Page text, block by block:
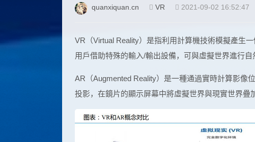
quanxiquan.cn VR 2021-09-02 16:52:47
VR（Virtual Reality）是指利用計算機技術模擬產生
用戶借助特殊的輸入/輸出設備，可與虛擬世界進行自
AR（Augmented Reality）是一種通過實時計算影像
投影，在鏡片的顯示屏幕中將虛擬世界與現實世界疊